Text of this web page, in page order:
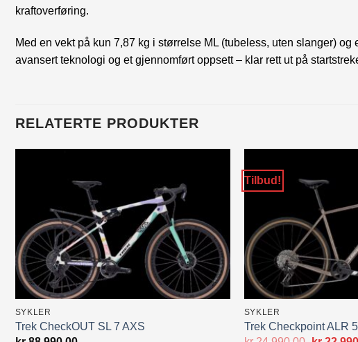
kraftoverføring.
Med en vekt på kun 7,87 kg i størrelse ML (tubeless, uten slanger)
avansert teknologi og et gjennomført oppsett – klar rett ut på
RELATERTE PRODUKTER
SYKLER
Trek CheckOUT SL 7 AXS
Tilbud!
SYKLER
Trek Checkpoint ALR